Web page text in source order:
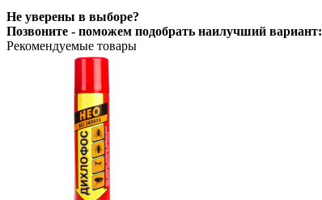
Не уверены в выборе?
Позвоните - поможем подобрать наилучший вариант:
Рекомендуемые товары